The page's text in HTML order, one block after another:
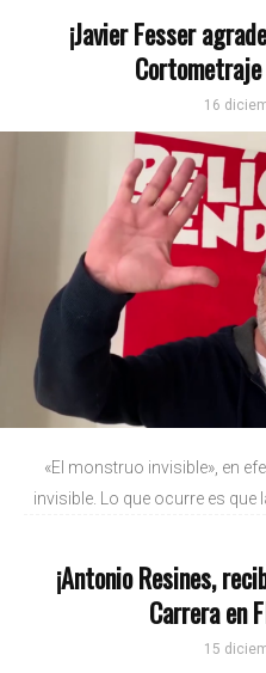
¡Javier Fesser
16
«El monstruo invisible», en
invisible. Lo que ocurre es que
¡Antonio Resines,
Carrera en
15